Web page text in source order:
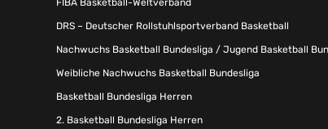
FIBA Basketball-Weltverband
DRS – Deutscher Rollstuhlsportverband Basketball
Nachwuchs Basketball Bundesliga / Jugend Basketball
Weibliche Nachwuchs Basketball Bundesliga
Basketball Bundesliga Herren
2. Basketball Bundesliga Herren